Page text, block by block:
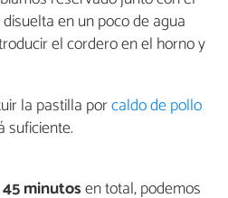
en un poco de agua
el cordero en el horno y
la pastilla porcaldo de pollo
suficiente.
minutosen total, podemos